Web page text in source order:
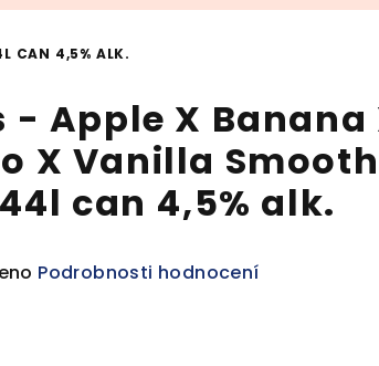
CAN 4,5% ALK.
- Apple X Banana
X Vanilla
can 4,5% alk.
Podrobnosti hodnocení